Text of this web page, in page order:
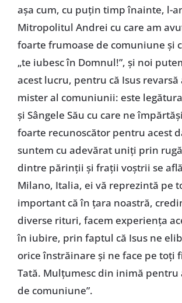
aşa cum, cu puţin timp înainte, l-
Mitropolitul Andrei cu care am
foarte frumoase de comuniune şi
„te iubesc în Domnul!”, şi noi
acest lucru, pentru că Isus revarsă
mister al comuniunii: este
şi Sângele Său cu care ne
foarte recunoscător pentru acest
suntem cu adevărat uniţi prin
dintre părinţii şi fraţii voştrii se
Milano, Italia, ei vă reprezintă pe
important că în ţara noastră,
diverse rituri, facem experienţa
în iubire, prin faptul că Isus ne
orice înstrăinare şi ne face pe toţi
Tată. Mulţumesc din inimă pentru
de comuniune”.